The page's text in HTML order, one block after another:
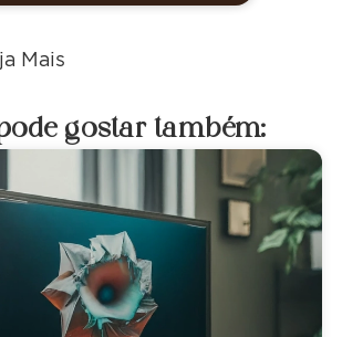
Mais
gostar também: